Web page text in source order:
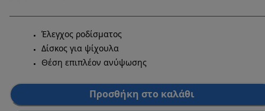
Έλεγχος ροδίσματος
Δίσκος για ψίχουλα
Θέση επιπλέον ανύψωσης
Προσθήκη στο καλάθι